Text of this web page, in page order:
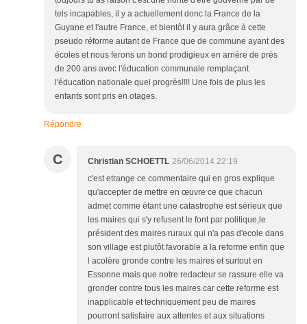
tels incapables, il y a actuellement donc la France de la
Guyane et l'autre France, et bientôt il y aura grâce à cette
pseudo réforme autant de France que de commune ayant des
écoles et nous ferons un bond prodigieux en arrière de près
de 200 ans avec l'éducation communale remplaçant
l'éducation nationale quel progrès!!!! Une fois de plus les
enfants sont pris en otages.
Répondre
C Christian SCHOETTL 26/06/2014 22:19
c'est etrange ce commentaire qui en gros explique
qu'accepter de mettre en œuvre ce que chacun
admet comme étant une catastrophe est sérieux que
les maires qui s'y refusent le font par politique,le
président des maires ruraux qui n'a pas d'ecole dans
son village est plutôt favorable a la reforme enfin que
l acolère gronde contre les maires et surtout en
Essonne mais que notre redacteur se rassure elle va
gronder contre tous les maires car cette reforme est
inapplicable et techniquement peu de maires
pourront satisfaire aux attentes et aux situations